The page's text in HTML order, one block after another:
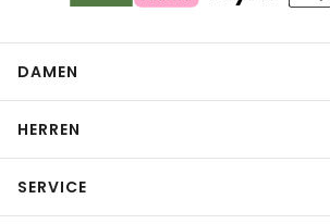
DAMEN
HERREN
SERVICE